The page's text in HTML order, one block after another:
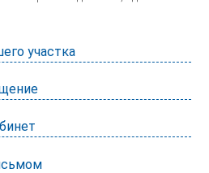
участка